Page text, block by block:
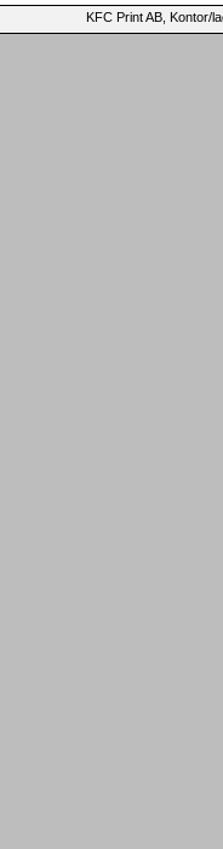
KFC Print AB, Kontor/